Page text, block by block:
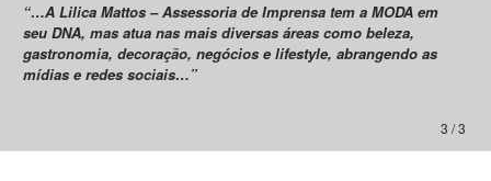
“…A Lilica Mattos – Assessoria de Imprensa tem a MODA em
seu DNA, mas atua nas mais diversas áreas como beleza,
gastronomia, decoração, negócios e lifestyle, abrangendo as
mídias e redes sociais…”
3 / 3